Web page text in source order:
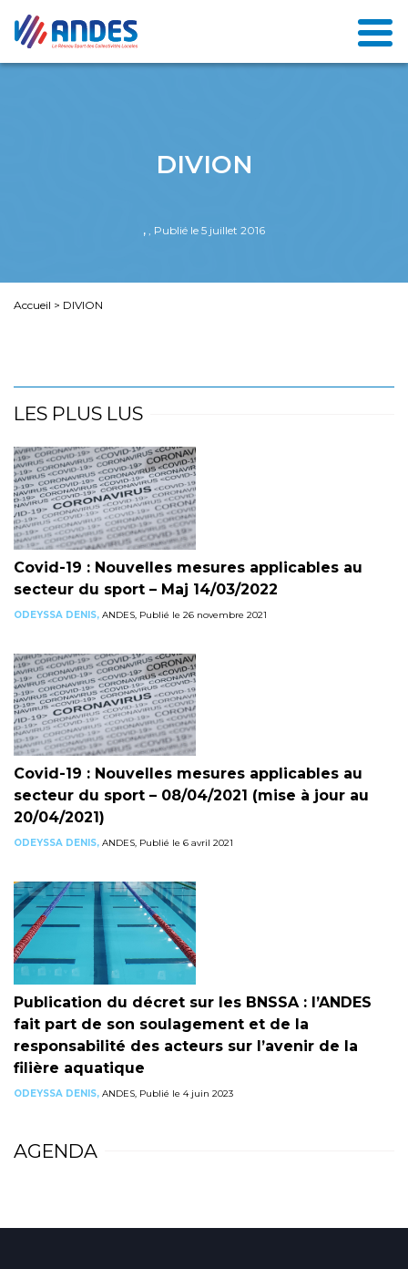
DIVION
, , Publié le 5 juillet 2016
Accueil > DIVION
LES PLUS LUS
Covid-19 : Nouvelles mesures applicables au
secteur du sport – Maj 14/03/2022
ODEYSSA DENIS, ANDES, Publié le 26 novembre 2021
Covid-19 : Nouvelles mesures applicables au
secteur du sport – 08/04/2021 (mise à jour au
20/04/2021)
ODEYSSA DENIS, ANDES, Publié le 6 avril 2021
Publication du décret sur les BNSSA : l’ANDES
fait part de son soulagement et de la
responsabilité des acteurs sur l’avenir de la
filière aquatique
ODEYSSA DENIS, ANDES, Publié le 4 juin 2023
AGENDA